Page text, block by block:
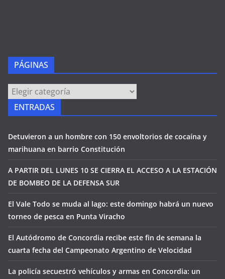
PÁGINAS
PÁGINAS
ENTRADAS
Detuvieron a un hombre con 150 envoltorios de cocaína y
marihuana en barrio Constitución
A PARTIR DEL LUNES 10 SE CIERRA EL ACCESO A LA ESTACIÓN
DE BOMBEO DE LA DEFENSA SUR
El Vale Todo se muda al lago: este domingo habrá un nuevo
torneo de pesca en Punta Viracho
El Autódromo de Concordia recibe este fin de semana la
cuarta fecha del Campeonato Argentino de Velocidad
La policía secuestró vehículos y armas en Concordia: un